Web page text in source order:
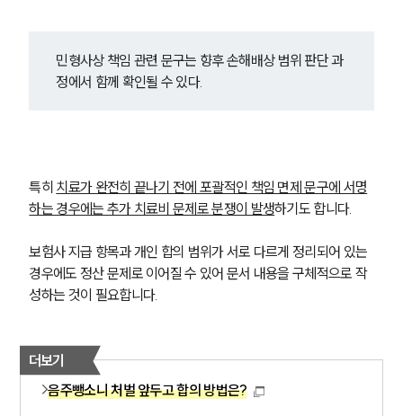
통합검색
AI대륜
사례분석/최신동향
형사 법률정보
법률지식인
형사소송·상담후기
전체
민형사상 책임 관련 문구는 향후 손해배상 범위 판단 과
정에서 함께 확인될 수 있다.
특히 치료가 완전히 끝나기 전에 포괄적인 책임 면제 문구에 서명
하는 경우에는 추가 치료비 문제로 분쟁이 발생하기도 합니다.
보험사 지급 항목과 개인 합의 범위가 서로 다르게 정리되어 있는
경우에도 정산 문제로 이어질 수 있어 문서 내용을 구체적으로 작
성하는 것이 필요합니다.
더보기
음주뺑소니 처벌 앞두고 합의 방법은?